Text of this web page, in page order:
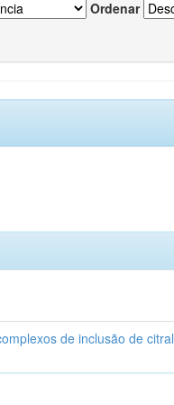
Ordenar
de inclusão de citral